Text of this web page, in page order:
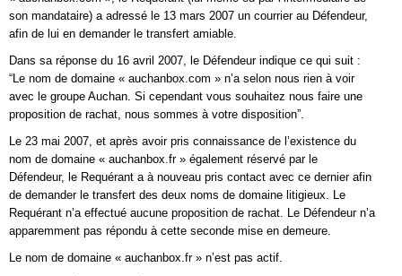
son mandataire) a adressé le 13 mars 2007 un courrier au Défendeur,
afin de lui en demander le transfert amiable.
Dans sa réponse du 16 avril 2007, le Défendeur indique ce qui suit :
“Le nom de domaine « auchanbox.com » n’a selon nous rien à voir
avec le groupe Auchan. Si cependant vous souhaitez nous faire une
proposition de rachat, nous sommes à votre disposition”.
Le 23 mai 2007, et après avoir pris connaissance de l’existence du
nom de domaine « auchanbox.fr » également réservé par le
Défendeur, le Requérant a à nouveau pris contact avec ce dernier afin
de demander le transfert des deux noms de domaine litigieux. Le
Requérant n’a effectué aucune proposition de rachat. Le Défendeur n’a
apparemment pas répondu à cette seconde mise en demeure.
Le nom de domaine « auchanbox.fr » n’est pas actif.